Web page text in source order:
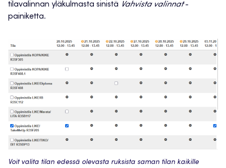
tilavalinnan yläkulmasta sinistä Vahvista valinnat-
painiketta.
Voit valita tilan edessä olevasta ruksista saman tilan kaikille